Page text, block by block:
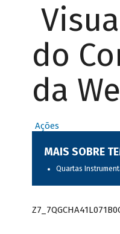
do
da
Ações
MAIS SOBRE
Quartas